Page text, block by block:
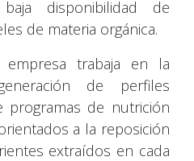
disponibilidad de
de materia orgánica.
trabaja en la
de perfiles
programas de nutrición
a la reposición
extraídos en cada